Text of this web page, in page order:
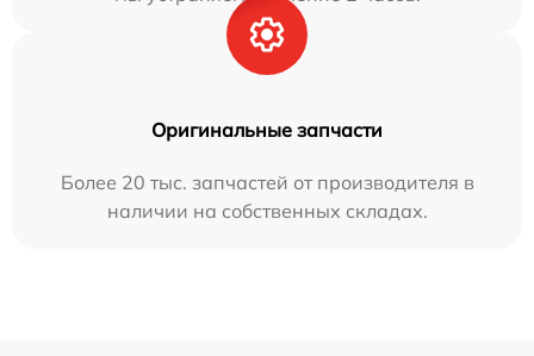
Оригинальные запчасти
Более 20 тыс. запчастей от производителя в
наличии на собственных складах.